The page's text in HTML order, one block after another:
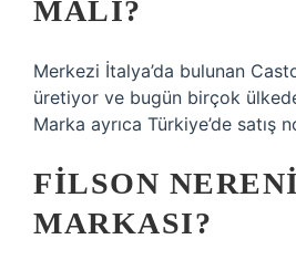
MALI?
Merkezi İtalya’da bulunan
üretiyor ve bugün birçok
Marka ayrıca Türkiye’de satış
FILSON
MARKASI?